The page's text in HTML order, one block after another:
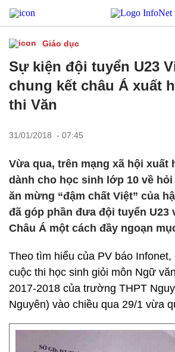
Giáo dục
Sự kiện đội tuyển U23
chung kết châu Á xuất
thi Văn
31/01/2018 - 07:45
Vừa qua, trên mạng xã hội xuất
dành cho học sinh lớp 10 về
ăn mừng “đậm chất Việt” của
đã góp phần đưa đội tuyển U23
Châu Á một cách đầy ngoạn
Theo tìm hiểu của PV báo Infonet,
cuộc thi học sinh giỏi môn Ngữ
2017-2018 của trường THPT
Nguyên) vào chiều qua 29/1 vừa